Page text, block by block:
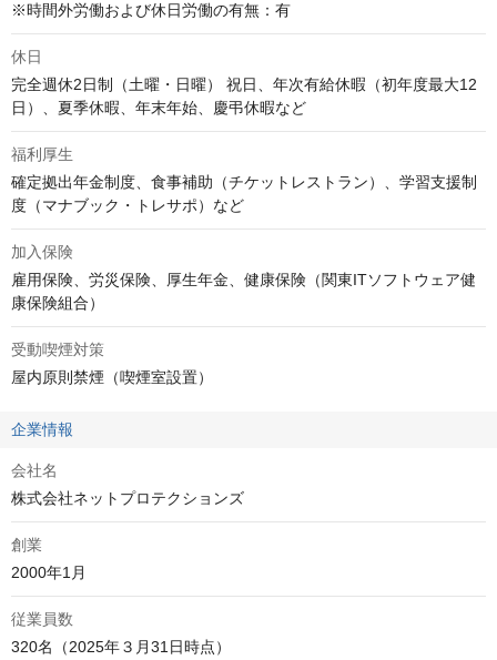
※時間外労働および休日労働の有無：有
休日
完全週休2日制（土曜・日曜） 祝日、年次有給休暇（初年度最大12
日）、夏季休暇、年末年始、慶弔休暇など
福利厚生
確定拠出年金制度、食事補助（チケットレストラン）、学習支援制
度（マナブック・トレサポ）など
加入保険
雇用保険、労災保険、厚生年金、健康保険（関東ITソフトウェア健
康保険組合）
受動喫煙対策
屋内原則禁煙（喫煙室設置）
企業情報
会社名
株式会社ネットプロテクションズ
創業
2000年1月
従業員数
320名（2025年３月31日時点）